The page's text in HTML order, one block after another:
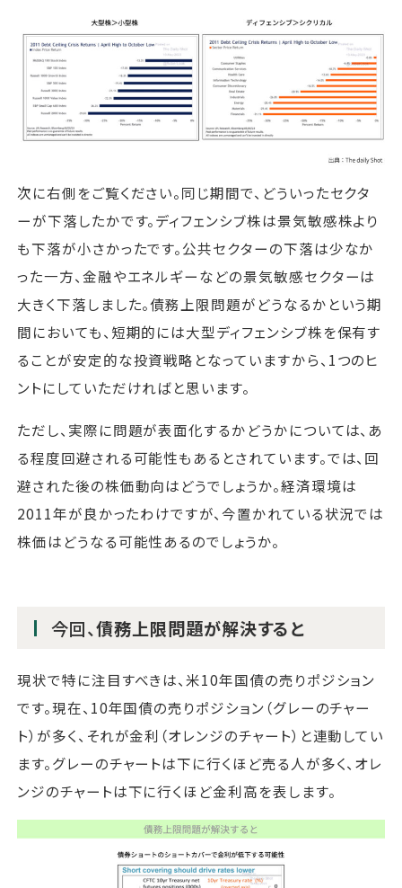
次に右側をご覧ください。同じ期間で、どういったセクタ
ーが下落したかです。ディフェンシブ株は景気敏感株より
も下落が小さかったです。公共セクターの下落は少なか
った一方、金融やエネルギーなどの景気敏感セクターは
大きく下落しました。債務上限問題がどうなるかという期
間においても、短期的には大型ディフェンシブ株を保有す
ることが安定的な投資戦略となっていますから、1つのヒ
ントにしていただければと思います。
ただし、実際に問題が表面化するかどうかについては、あ
る程度回避される可能性もあるとされています。では、回
避された後の株価動向はどうでしょうか。経済環境は
2011年が良かったわけですが、今置かれている状況では
株価はどうなる可能性あるのでしょうか。
今回、債務上限問題が解決すると
現状で特に注目すべきは、米10年国債の売りポジション
です。現在、10年国債の売りポジション（グレーのチャー
ト）が多く、それが金利（オレンジのチャート）と連動してい
ます。グレーのチャートは下に行くほど売る人が多く、オレ
ンジのチャートは下に行くほど金利高を表します。